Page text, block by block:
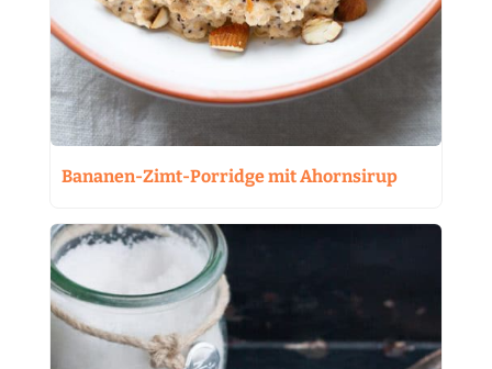
Bananen-Zimt-Porridge mit Ahornsirup